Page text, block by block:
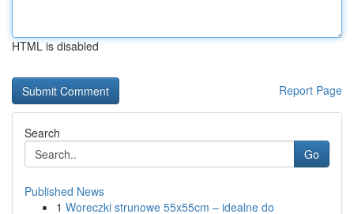
HTML is disabled
Report Page
Search
Go
Published News
1 Woreczki strunowe 55x55cm – idealne do